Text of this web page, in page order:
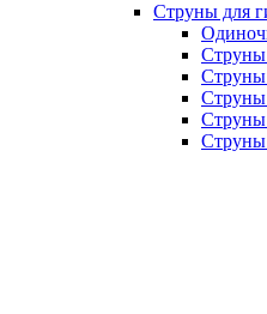
Струны для
Струны
Струны
Струны
Струны
Струны